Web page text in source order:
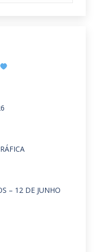
– 12 DE JUNHO